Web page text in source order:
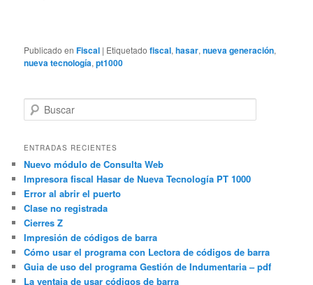
Publicado en Fiscal | Etiquetado fiscal,hasar,nueva generación,
nueva tecnología,pt1000
u
c
r
ENTRADAS RECIENTES
Nuevo módulo de Consulta Web
Impresora fiscal Hasar de Nueva Tecnología PT 1000
Error al abrir el puerto
Clase no registrada
Cierres Z
Impresión de códigos de barra
Cómo usar el programa con Lectora de códigos de barra
Guia de uso del programa Gestión de Indumentaria – pdf
La ventaja de usar códigos de barra